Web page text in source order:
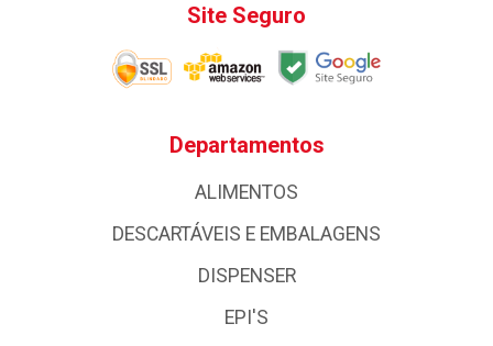
Site Seguro
Departamentos
ALIMENTOS
DESCARTÁVEIS E EMBALAGENS
DISPENSER
EPI'S